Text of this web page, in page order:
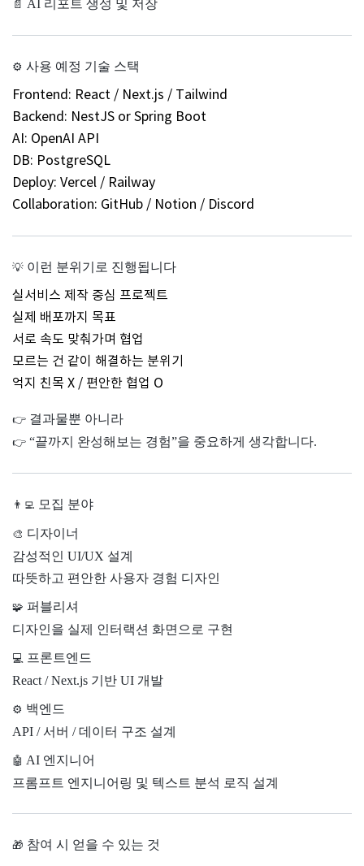
📄 AI 리포트 생성 및 저장
⚙ 사용 예정 기술 스택
Frontend: React / Next.js / Tailwind
Backend: NestJS or Spring Boot
AI: OpenAI API
DB: PostgreSQL
Deploy: Vercel / Railway
Collaboration: GitHub / Notion / Discord
💡 이런 분위기로 진행됩니다
실서비스 제작 중심 프로젝트
실제 배포까지 목표
서로 속도 맞춰가며 협업
모르는 건 같이 해결하는 분위기
억지 친목 X / 편안한 협업 O
👉 결과물뿐 아니라
👉 “끝까지 완성해보는 경험”을 중요하게 생각합니다.
👨‍💻 모집 분야
🎨 디자이너
감성적인 UI/UX 설계
따뜻하고 편안한 사용자 경험 디자인
🧩 퍼블리셔
디자인을 실제 인터랙션 화면으로 구현
💻 프론트엔드
React / Next.js 기반 UI 개발
⚙ 백엔드
API / 서버 / 데이터 구조 설계
🤖 AI 엔지니어
프롬프트 엔지니어링 및 텍스트 분석 로직 설계
🎁 참여 시 얻을 수 있는 것